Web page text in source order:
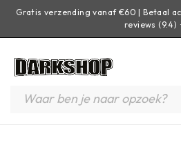
Gratis verzending vanaf €60 | Betaal
reviews (9.4)